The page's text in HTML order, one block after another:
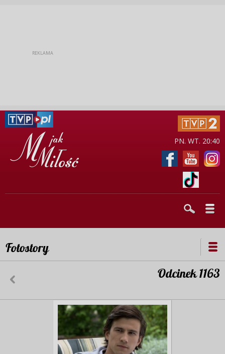
PN. WT. 20:40
Fotostory
Odcinek 1163